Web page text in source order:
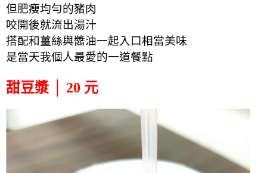
但肥瘦均勻的豬肉
咬開後就流出湯汁
搭配和薑絲與醬油一起入口相當美味
是當天我個人最愛的一道餐點
甜豆漿 │ 20 元